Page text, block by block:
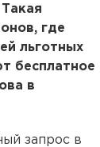
где
льготных
бесплатное
в
запрос в